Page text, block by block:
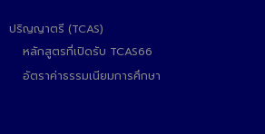
ปริญญาตรี (TCAS)
หลักสูตรที่เปิดรับ TCAS66
อัตราค่าธรรมเนียมการศึกษา